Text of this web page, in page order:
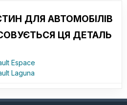
ДЛЯ АВТОМОБІЛІВ
ЦЯ ДЕТАЛЬ
Espace
Laguna